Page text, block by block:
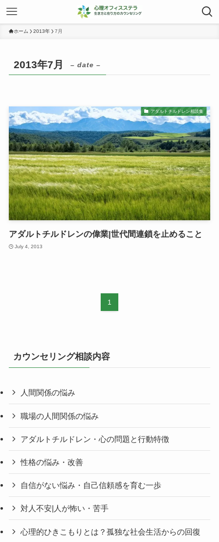
ホーム 2013年 7月
2013年7月 – date –
アダルトチルドレン相談集
アダルトチルドレンの偉業|世代間連鎖を止めること
July 4, 2013
1
カウンセリング相談内容
人間関係の悩み
職場の人間関係の悩み
アダルトチルドレン・心の問題と行動特徴
性格の悩み・改善
自信がない悩み・自己信頼感を育む一歩
対人不安|人が怖い・苦手
心理的ひきこもりとは？孤独な社会生活からの回復